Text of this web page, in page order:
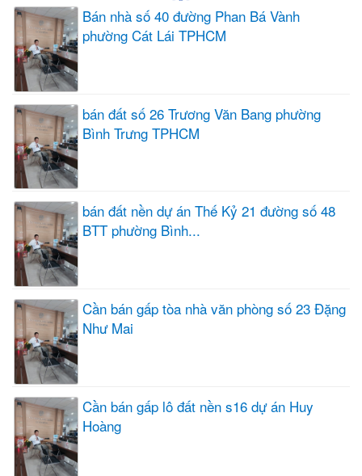
Bán nhà số 40 đường Phan Bá Vành
phường Cát Lái TPHCM
bán đất số 26 Trương Văn Bang phường
Bình Trưng TPHCM
bán đất nền dự án Thế Kỷ 21 đường số 48
BTT phường Bình...
Cần bán gấp tòa nhà văn phòng số 23 Đặng
Như Mai
Cần bán gấp lô đất nền s16 dự án Huy
Hoàng